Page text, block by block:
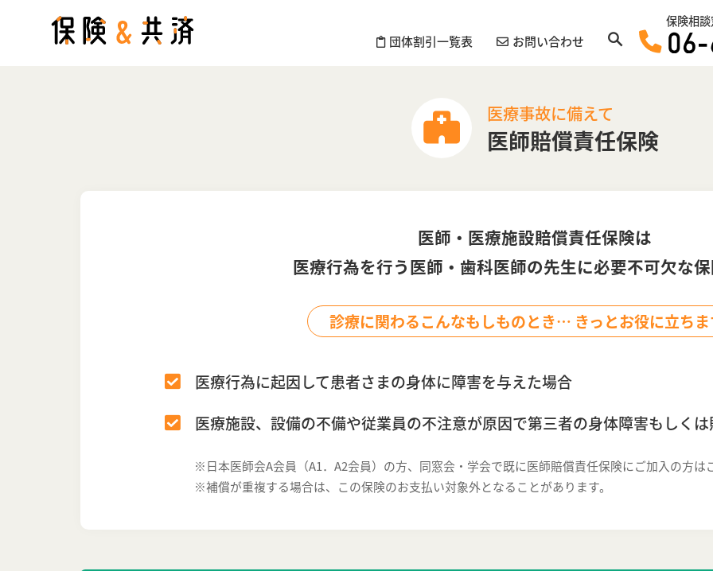
保険相
お問い合わせ
団体割引一覧表
医療事故に備えて
医師賠償責任保険
医師・医療施設賠償責任保険は
医療行為を行う医師・歯科医師の先生に必要不可欠な
診療に関わるこんなもしものとき… きっとお役に立ち
医療行為に起因して患者さまの身体に障害を与えた場合
医療施設、設備の不備や従業員の不注意が原因で第三者の身体障害もしく
※日本医師会A会員（A1．A2会員）の方、同窓会・学会で既に医師賠償責任保険にご加入の方は
※補償が重複する場合は、この保険のお支払い対象外となることがあります。